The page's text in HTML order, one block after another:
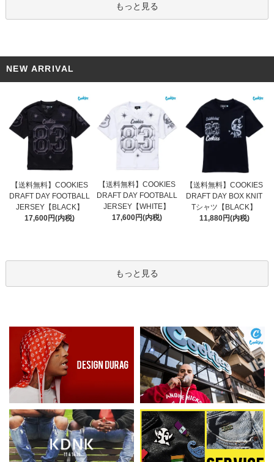
もっと見る
NEW ARRIVAL
【送料無料】COOKIES
DRAFT DAY FOOTBALL
JERSEY【BLACK】
17,600円(内税)
【送料無料】COOKIES
DRAFT DAY FOOTBALL
JERSEY【WHITE】
17,600円(内税)
【送料無料】COOKIES
DRAFT DAY BOX KNIT
Tシャツ【BLACK】
11,880円(内税)
もっと見る